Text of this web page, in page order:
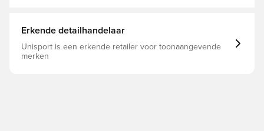
Erkende detailhandelaar
Unisport is een erkende retailer voor toonaangevende
merken